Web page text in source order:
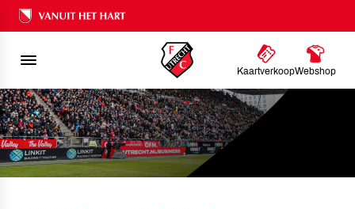
Ons nalatenschap
KaartverkoopWebshop